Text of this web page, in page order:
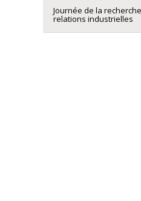
Journée de la
relations industrielles